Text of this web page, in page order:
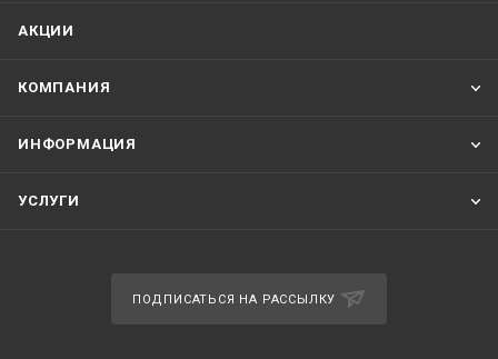
АКЦИИ
КОМПАНИЯ
ИНФОРМАЦИЯ
УСЛУГИ
ПОДПИСАТЬСЯ НА РАССЫЛКУ